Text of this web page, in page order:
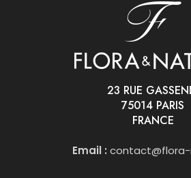
23 RUE
75014 PARIS
FRANCE
Email :